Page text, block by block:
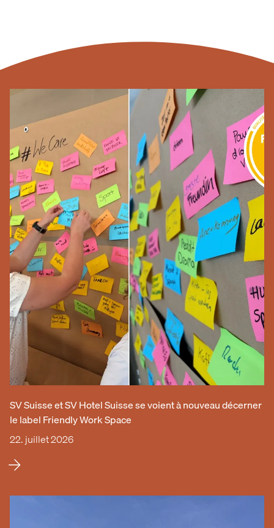
SV Suisse et SV Hotel Suisse se voient à nouveau décerner
le label Friendly Work Space
22. juillet 2026